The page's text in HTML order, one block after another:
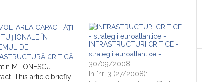
CAPACITĂŢII
ÎN
DE
CRITICĂ
M. IONESCU
This article briefly
INFRASTRUCTURI CRITICE -
strategii euroatlantice -
30/09/2008
In "nr. 3 (27/2008):